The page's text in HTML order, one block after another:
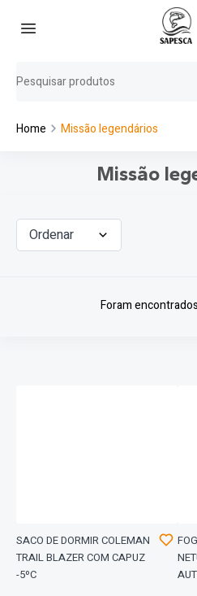
Home Missão legendários
Missão
Foram encontrados
Ordenar
SACO DE DORMIR COLEMAN
TRAIL BLAZER COM CAPUZ
-5ºC